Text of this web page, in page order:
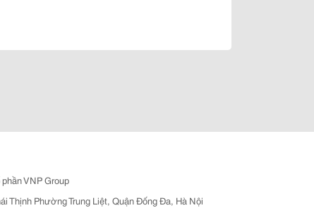
VNP Group
Thịnh Phường Trung Liệt, Quận Đống Đa, Hà Nội